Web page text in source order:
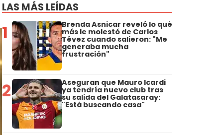
LAS MÁS LEÍDAS
1 Brenda Asnicar reveló lo qué
más le molestó de Carlos
Tévez cuando salieron: "Me
generaba mucha
frustración"
2 Aseguran que Mauro Icardi
ya tendría nuevo club tras
su salida del Galatasaray:
"Está buscando casa"